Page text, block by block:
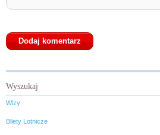
Wyszukaj
Wizy
Bilety Lotnicze